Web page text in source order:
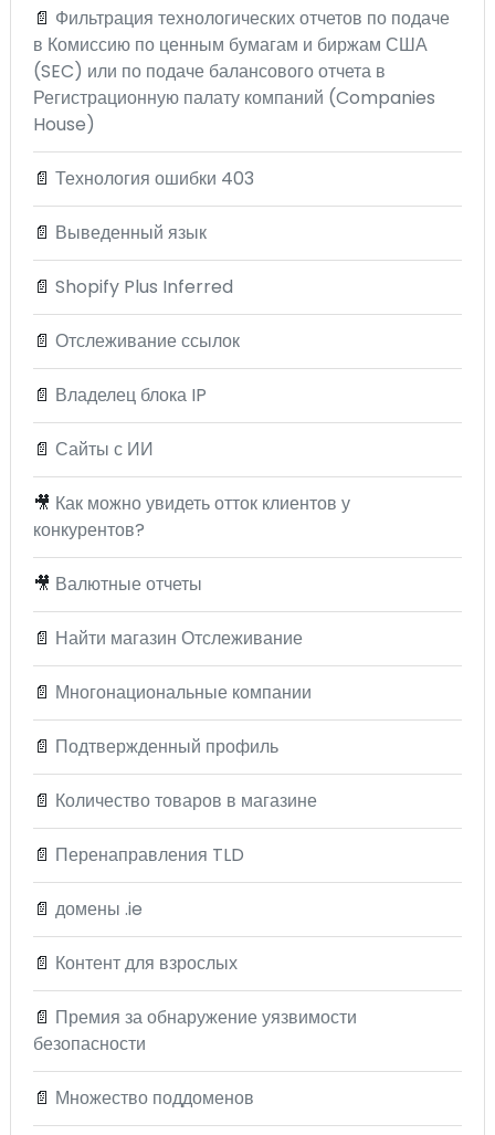
📄 Фильтрация технологических отчетов по подаче
в Комиссию по ценным бумагам и биржам США
(SEC) или по подаче балансового отчета в
Регистрационную палату компаний (Companies
House)
📄 Технология ошибки 403
📄 Выведенный язык
📄 Shopify Plus Inferred
📄 Отслеживание ссылок
📄 Владелец блока IP
📄 Сайты с ИИ
🎥 Как можно увидеть отток клиентов у
конкурентов?
🎥 Валютные отчеты
📄 Найти магазин Отслеживание
📄 Многонациональные компании
📄 Подтвержденный профиль
📄 Количество товаров в магазине
📄 Перенаправления TLD
📄 домены .ie
📄 Контент для взрослых
📄 Премия за обнаружение уязвимости
безопасности
📄 Множество поддоменов